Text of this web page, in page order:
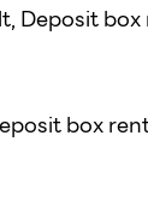
Deposit
box